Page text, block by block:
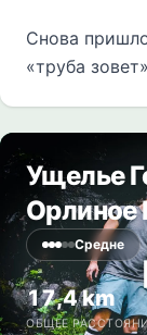
Снова
«труба
Ущелье
Орлиное
Средне
17,4 km
ОБЩЕЕ